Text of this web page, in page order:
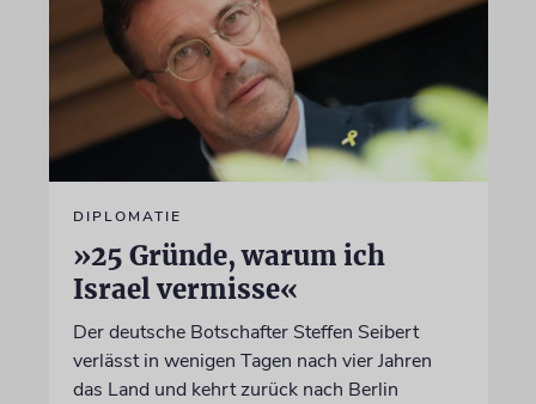
DIPLOMATIE
»25 Gründe, warum ich
Israel vermisse«
Der deutsche Botschafter Steffen Seibert
verlässt in wenigen Tagen nach vier Jahren
das Land und kehrt zurück nach Berlin